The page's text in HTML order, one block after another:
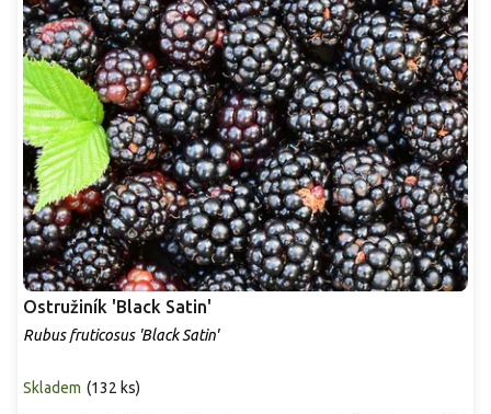
Ostružiník 'Black Satin'
Rubus fruticosus 'Black Satin'
Skladem (132 ks)